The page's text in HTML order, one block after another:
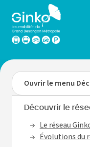
Les
mobilités
Besançon
Métropole
Ouvrir le menu
Découvrir le
Le réseau
Évolutions du